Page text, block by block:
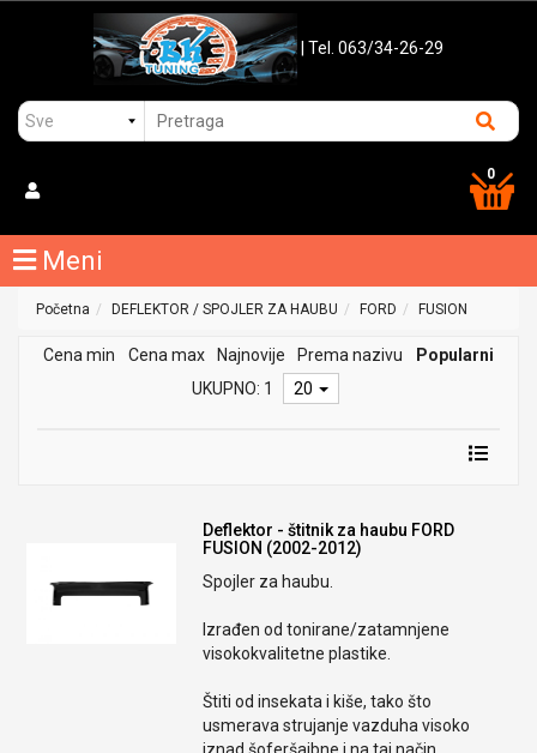
| Tel. 063/34-26-29
0
Meni
Početna DEFLEKTOR / SPOJLER ZA HAUBU FORD FUSION
Cena min Cena max Najnovije Prema nazivu
Popularni
UKUPNO: 1
20
Deflektor - štitnik za haubu FORD
FUSION (2002-2012)
Spojler za haubu.
Izrađen od tonirane/zatamnjene
visokokvalitetne plastike.
Štiti od insekata i kiše, tako što
usmerava strujanje vazduha visoko